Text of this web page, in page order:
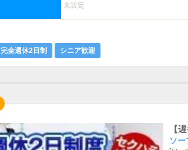
未設定
完全週休2日制 シニア歓迎
【
ソ